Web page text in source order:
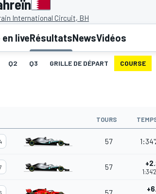
International Circuit, BH
liveRésultatsNewsVidéos
Q2 Q3 GRILLE DE DÉPART COURSE
TOURS
57
57